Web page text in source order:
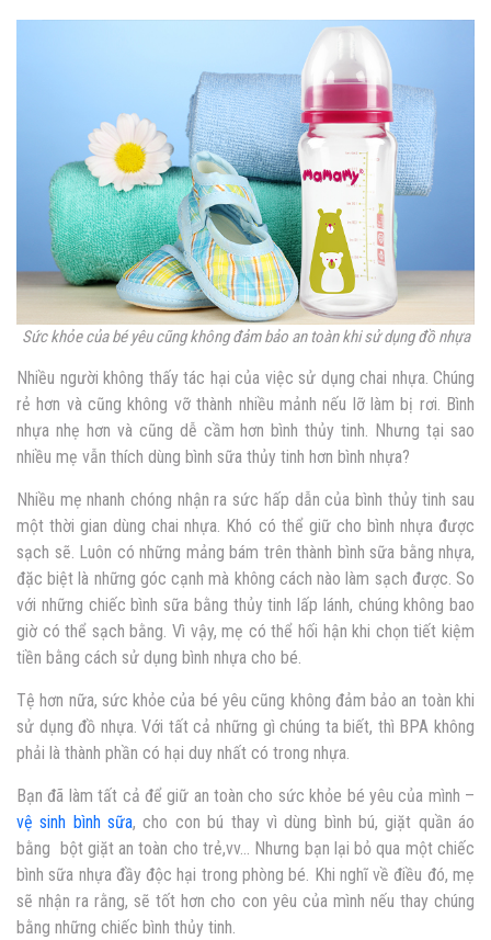
Sức khỏe của bé yêu cũng không đảm bảo an toàn khi sử dụng đồ nhựa
Nhiều người không thấy tác hại của việc sử dụng chai nhựa. Chúng
rẻ hơn và cũng không vỡ thành nhiều mảnh nếu lỡ làm bị rơi. Bình
nhựa nhẹ hơn và cũng dễ cầm hơn bình thủy tinh. Nhưng tại sao
nhiều mẹ vẫn thích dùng bình sữa thủy tinh hơn bình nhựa?
Nhiều mẹ nhanh chóng nhận ra sức hấp dẫn của bình thủy tinh sau
một thời gian dùng chai nhựa. Khó có thể giữ cho bình nhựa được
sạch sẽ. Luôn có những mảng bám trên thành bình sữa bằng nhựa,
đặc biệt là những góc cạnh mà không cách nào làm sạch được. So
với những chiếc bình sữa bằng thủy tinh lấp lánh, chúng không bao
giờ có thể sạch bằng. Vì vậy, mẹ có thể hối hận khi chọn tiết kiệm
tiền bằng cách sử dụng bình nhựa cho bé.
Tệ hơn nữa, sức khỏe của bé yêu cũng không đảm bảo an toàn khi
sử dụng đồ nhựa. Với tất cả những gì chúng ta biết, thì BPA không
phải là thành phần có hại duy nhất có trong nhựa.
Bạn đã làm tất cả để giữ an toàn cho sức khỏe bé yêu của mình –
vệ sinh bình sữa, cho con bú thay vì dùng bình bú, giặt quần áo
bằng bột giặt an toàn cho trẻ,vv… Nhưng bạn lại bỏ qua một chiếc
bình sữa nhựa đầy độc hại trong phòng bé. Khi nghĩ về điều đó, mẹ
sẽ nhận ra rằng, sẽ tốt hơn cho con yêu của mình nếu thay chúng
bằng những chiếc bình thủy tinh.